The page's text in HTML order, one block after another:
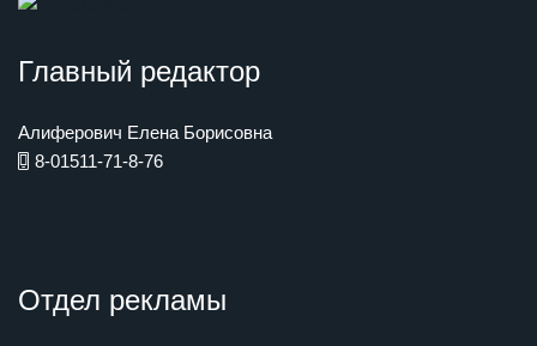
Главный редактор
Алиферович Елена Борисовна
8-01511-71-8-76
Отдел рекламы